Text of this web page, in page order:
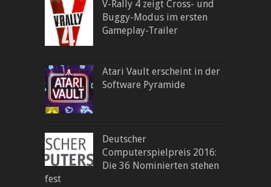
V-Rally 4 zeigt Cross- und
Buggy-Modus im ersten
Gameplay-Trailer
Atari Vault erscheint in der
Software Pyramide
Deutscher
Computerspielpreis 2016:
Die 36 Nominierten stehen
fest